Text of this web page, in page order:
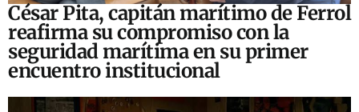
César Pita, capitán marítimo de Ferrol
reafirma su compromiso con la
seguridad marítima en su primer
encuentro institucional